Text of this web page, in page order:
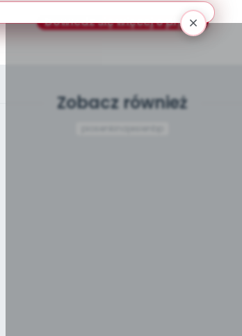
Dowiedz się więcej o płycie
Zobacz również